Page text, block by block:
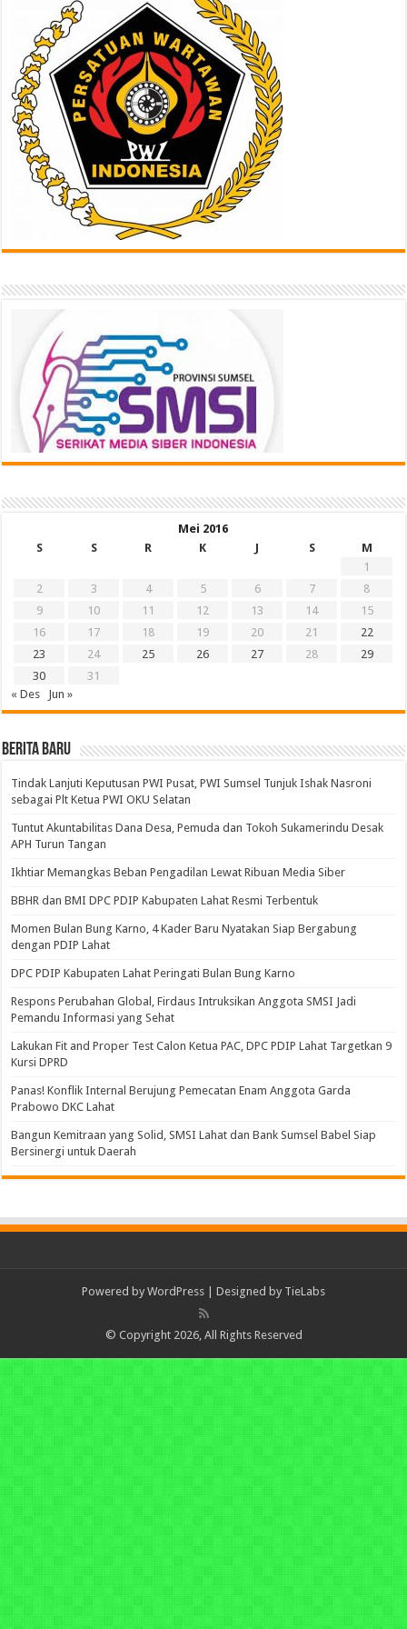
Mei 2016
S
S R K J S
M
1
2
3 4 5 6 7
8
9
10 11 12 13 14
15
16
17 18 19 20 21
22
23
24 25 26 27 28
29
30
31
« Des
Jun »
BERITA BARU
Tindak Lanjuti Keputusan PWI Pusat, PWI Sumsel Tunjuk Ishak Nasroni
sebagai Plt Ketua PWI OKU Selatan
Tuntut Akuntabilitas Dana Desa, Pemuda dan Tokoh Sukamerindu Desak
APH Turun Tangan
Ikhtiar Memangkas Beban Pengadilan Lewat Ribuan Media Siber
BBHR dan BMI DPC PDIP Kabupaten Lahat Resmi Terbentuk
Momen Bulan Bung Karno, 4 Kader Baru Nyatakan Siap Bergabung
dengan PDIP Lahat
DPC PDIP Kabupaten Lahat Peringati Bulan Bung Karno
Respons Perubahan Global, Firdaus Intruksikan Anggota SMSI Jadi
Pemandu Informasi yang Sehat
Lakukan Fit and Proper Test Calon Ketua PAC, DPC PDIP Lahat Targetkan 9
Kursi DPRD
Panas! Konflik Internal Berujung Pemecatan Enam Anggota Garda
Prabowo DKC Lahat
Bangun Kemitraan yang Solid, SMSI Lahat dan Bank Sumsel Babel Siap
Bersinergi untuk Daerah
Powered by WordPress | Designed by TieLabs
© Copyright 2026, All Rights Reserved